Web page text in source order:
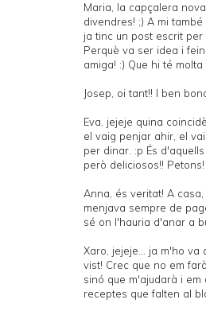
Maria, la capçalera
divendres! ;) A mi
ja tinc un post escrit per
Perquè va ser idea i
amiga! :) Que hi té
Josep, oi tant!! I ben
Eva, jejeje quina
el vaig penjar ahir, el
per dinar. :p És
però deliciosos!! Petons!
Anna, és veritat! A
menjava sempre de
sé on l'hauria d'anar a
Xaro, jejeje... ja m'ho va
vist! Crec que no em
sinó que m'ajudarà i
receptes que falten al